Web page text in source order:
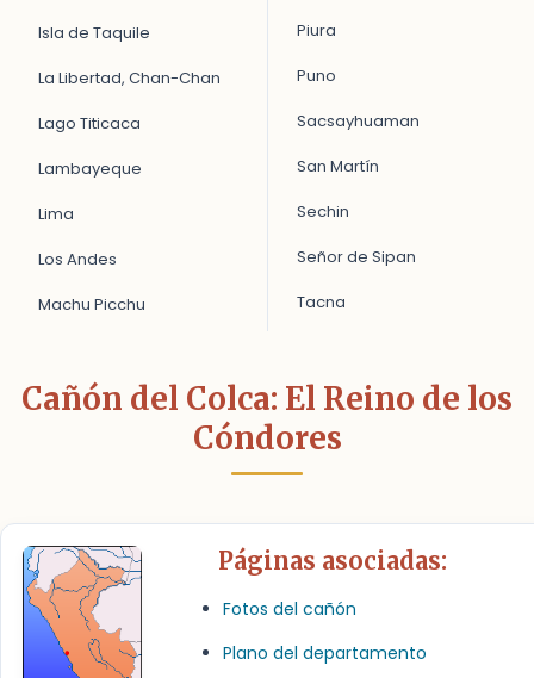
Isla de Taquile
La Libertad, Chan-Chan
Lago Titicaca
Lambayeque
Lima
Los Andes
Machu Picchu
Piura
Puno
Sacsayhuaman
San Martín
Sechin
Señor de Sipan
Tacna
Cañón del Colca: El Reino de los
Cóndores
Páginas asociadas:
Fotos del cañón
Plano del departamento